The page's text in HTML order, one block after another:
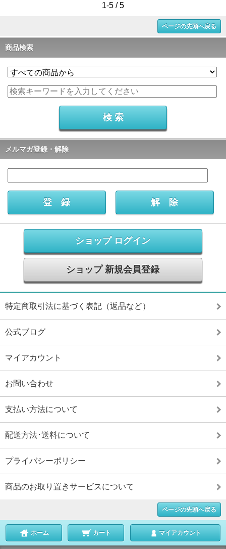
1-5 / 5
ページの先頭へ戻る
商品検索
メルマガ登録・解除
ショップ ログイン
ショップ 新規会員登録
特定商取引法に基づく表記（返品など）
公式ブログ
マイアカウント
お問い合わせ
支払い方法について
配送方法･送料について
プライバシーポリシー
商品のお取り置きサービスについて
ページの先頭へ戻る
ホーム カート マイアカウント